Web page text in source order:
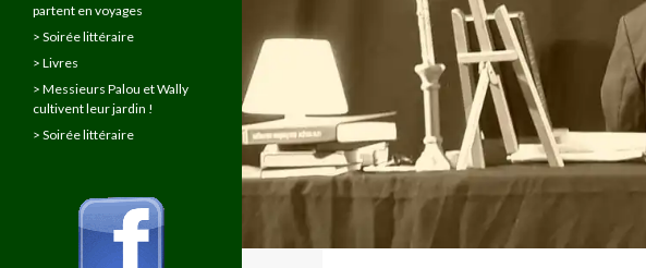
partent en voyages
> Soirée littéraire
> Livres
> Messieurs Palou et Wally
cultivent leur jardin !
> Soirée littéraire